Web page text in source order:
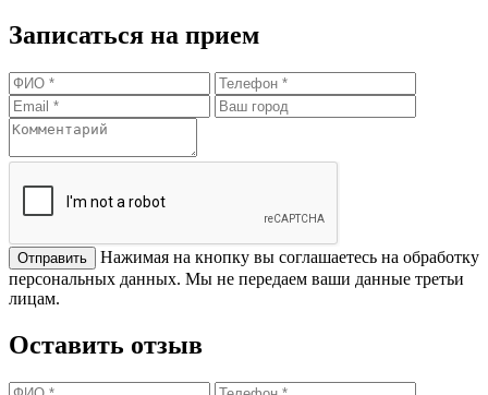
Записаться на прием
Нажимая на кнопку вы соглашаетесь на обработку
персональных данных. Мы не передаем ваши данные третьи
лицам.
Оставить отзыв